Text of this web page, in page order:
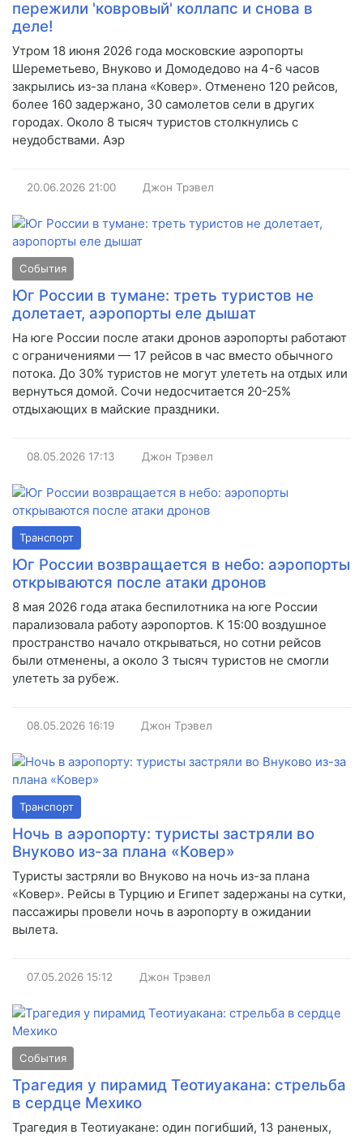
пережили 'ковровый' коллапс и снова в
деле!
Утром 18 июня 2026 года московские аэропорты
Шереметьево, Внуково и Домодедово на 4-6 часов
закрылись из-за плана «Ковер». Отменено 120 рейсов,
более 160 задержано, 30 самолетов сели в других
городах. Около 8 тысяч туристов столкнулись с
неудобствами. Аэр
20.06.2026 21:00 Джон Трэвел
События
Юг России в тумане: треть туристов не
долетает, аэропорты еле дышат
На юге России после атаки дронов аэропорты работают
с ограничениями — 17 рейсов в час вместо обычного
потока. До 30% туристов не могут улететь на отдых или
вернуться домой. Сочи недосчитается 20-25%
отдыхающих в майские праздники.
08.05.2026 17:13 Джон Трэвел
Транспорт
Юг России возвращается в небо: аэропорты
открываются после атаки дронов
8 мая 2026 года атака беспилотника на юге России
парализовала работу аэропортов. К 15:00 воздушное
пространство начало открываться, но сотни рейсов
были отменены, а около 3 тысяч туристов не смогли
улететь за рубеж.
08.05.2026 16:19 Джон Трэвел
Транспорт
Ночь в аэропорту: туристы застряли во
Внуково из-за плана «Ковер»
Туристы застряли во Внуково на ночь из-за плана
«Ковер». Рейсы в Турцию и Египет задержаны на сутки,
пассажиры провели ночь в аэропорту в ожидании
вылета.
07.05.2026 15:12 Джон Трэвел
События
Трагедия у пирамид Теотиуакана: стрельба
в сердце Мехико
Трагедия в Теотиуакане: один погибший, 13 раненых,